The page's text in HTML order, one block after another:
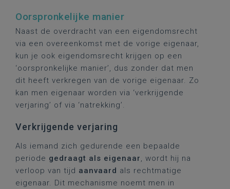
Oorspronkelijke manier
Naast de overdracht van een eigendomsrecht
via een overeenkomst met de vorige eigenaar,
kun je ook eigendomsrecht krijgen op een
‘oorspronkelijke manier’, dus zonder dat men
dit heeft verkregen van de vorige eigenaar. Zo
kan men eigenaar worden via ‘verkrijgende
verjaring’ of via ‘natrekking’.
Verkrijgende verjaring
Als iemand zich gedurende een bepaalde
periode gedraagt als eigenaar, wordt hij na
verloop van tijd aanvaard als rechtmatige
eigenaar. Dit mechanisme noemt men in